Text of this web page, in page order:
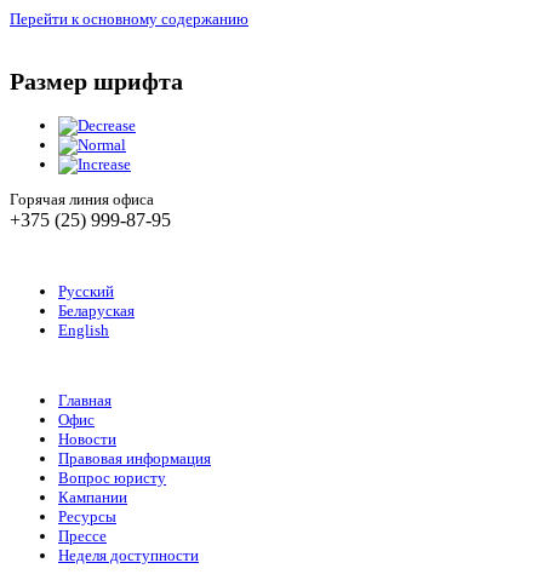
Перейти к основному содержанию
Размер шрифта
Горячая линия офиса
+375 (25) 999-87-95
Русский
Беларуская
English
Главная
Офис
Новости
Правовая информация
Вопрос юристу
Кампании
Ресурсы
Прессе
Неделя доступности